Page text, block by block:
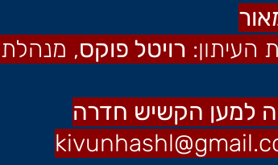
העיתון: רויטל פוקס,
למען הקשיש חדרה